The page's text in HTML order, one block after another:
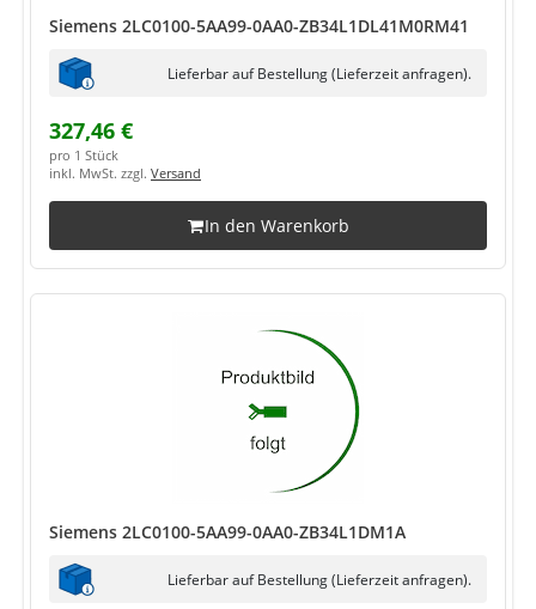
Siemens 2LC0100-5AA99-0AA0-ZB34L1DL41M0RM41
Lieferbar auf Bestellung (Lieferzeit anfragen).
327,46 €
pro 1 Stück
inkl. MwSt. zzgl. Versand
In den Warenkorb
Siemens 2LC0100-5AA99-0AA0-ZB34L1DM1A
Lieferbar auf Bestellung (Lieferzeit anfragen).